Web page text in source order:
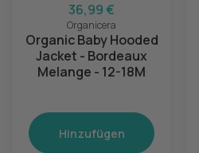
36,99 €
Organicera
Organic Baby Hooded
Jacket - Bordeaux
Melange - 12-18M
Hinzufügen